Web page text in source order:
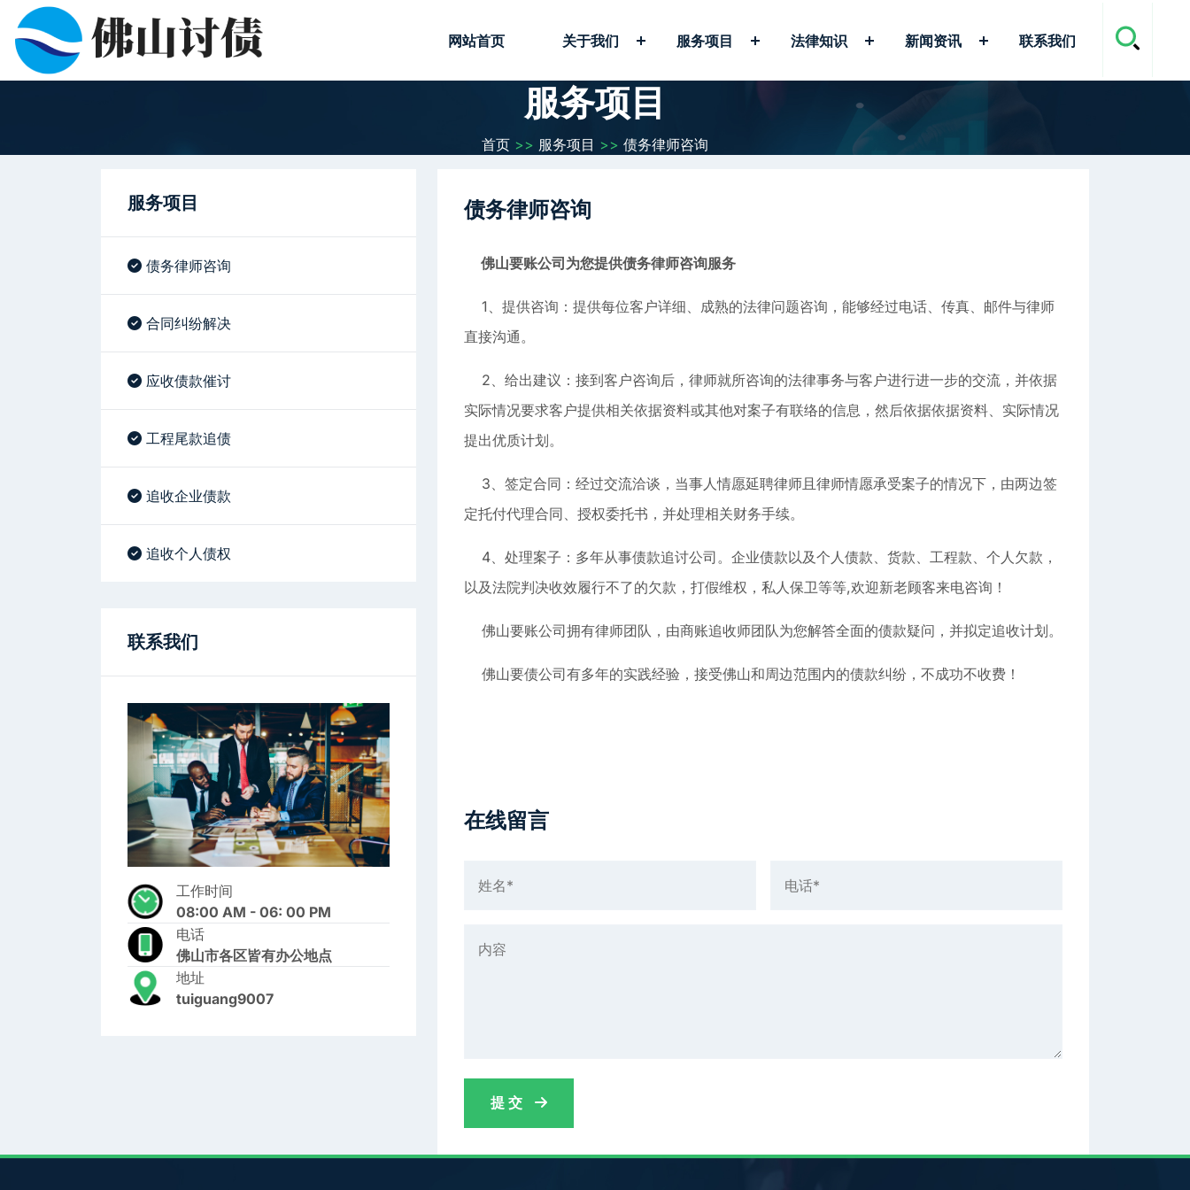
网站首页 关于我们 服务项目 法律知识 新闻资讯 联系我们
服务项目
首页 >> 服务项目 >> 债务律师咨询
债务律师咨询
佛山要账公司为您提供债务律师咨询服务
1、提供咨询：提供每位客户详细、成熟的法律问题咨询，能够经过电话、传真、邮件与律师
直接沟通。
2、给出建议：接到客户咨询后，律师就所咨询的法律事务与客户进行进一步的交流，并依据
实际情况要求客户提供相关依据资料或其他对案子有联络的信息，然后依据依据资料、实际情况
提出优质计划。
3、签定合同：经过交流洽谈，当事人情愿延聘律师且律师情愿承受案子的情况下，由两边签
定托付代理合同、授权委托书，并处理相关财务手续。
4、处理案子：多年从事债款追讨公司。企业债款以及个人债款、货款、工程款、个人欠款，
以及法院判决收效履行不了的欠款，打假维权，私人保卫等等,欢迎新老顾客来电咨询！
佛山要账公司拥有律师团队，由商账追收师团队为您解答全面的债款疑问，并拟定追收计划。
佛山要债公司有多年的实践经验，接受佛山和周边范围内的债款纠纷，不成功不收费！
在线留言
提 交
服务项目
债务律师咨询
合同纠纷解决
应收债款催讨
工程尾款追债
追收企业债款
追收个人债权
联系我们
工作时间
08:00 AM - 06: 00 PM
电话
佛山市各区皆有办公地点
地址
tuiguang9007